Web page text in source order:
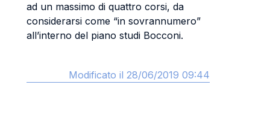
ad un massimo di quattro corsi, da
considerarsi come “in sovrannumero”
all’interno del piano studi Bocconi.
Modificato il 28/06/2019 09:44